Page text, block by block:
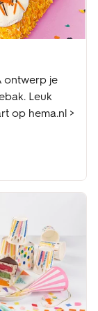
ontwerp je
Leuk
op hema.nl >